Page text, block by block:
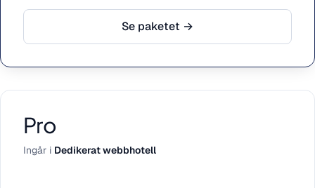
Se paketet →
Pro
Ingår i Dedikerat webbhotell